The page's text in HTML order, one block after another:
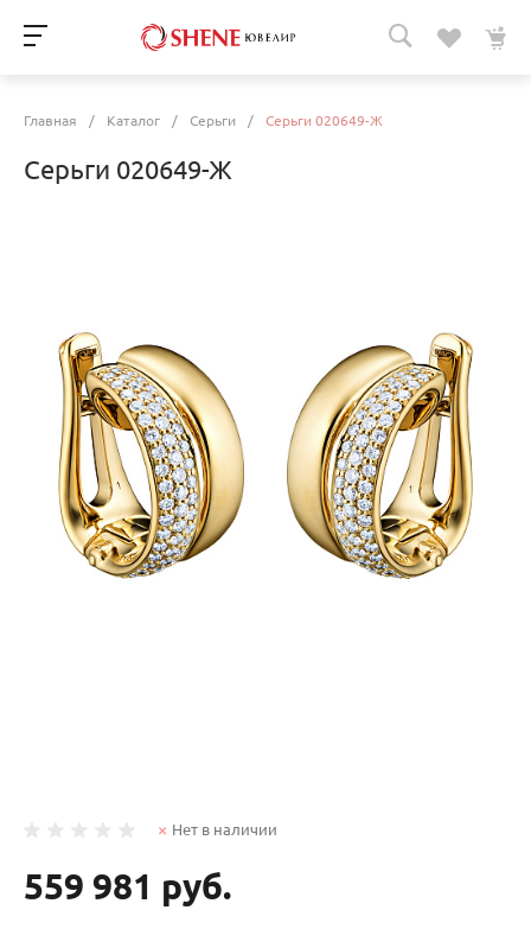
Главная / Каталог / Серьги / Серьги 020649-Ж
Серьги 020649-Ж
Нет в наличии
559 981 руб.